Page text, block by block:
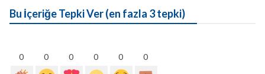
Bu İçeriğe Tepki Ver (en fazla 3 tepki)
0 0 0 0 0 0